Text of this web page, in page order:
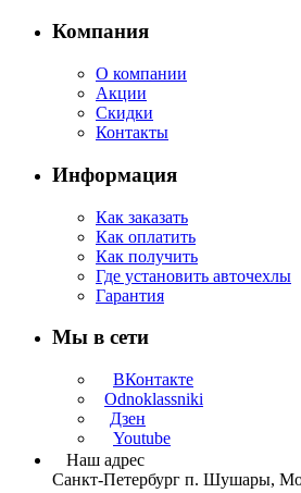
Компания
О компании
Акции
Скидки
Контакты
Информация
Как заказать
Как оплатить
Как получить
Где установить авточехлы
Гарантия
Мы в сети
ВКонтакте
Odnoklassniki
Дзен
Youtube
Наш адрес
Санкт-Петербург п. Шушары,